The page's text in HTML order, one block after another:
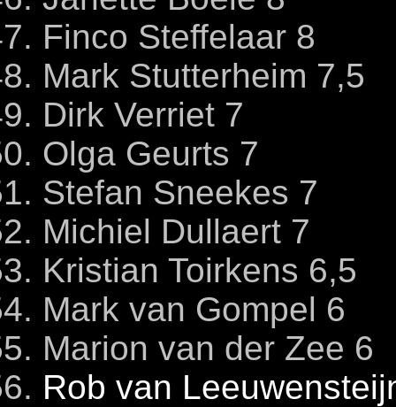
Finco Steffelaar 8
Mark Stutterheim 7,5
Dirk Verriet 7
Olga Geurts 7
Stefan Sneekes 7
Michiel Dullaert 7
Kristian Toirkens 6,5
Mark van Gompel 6
Marion van der Zee 6
Rob van